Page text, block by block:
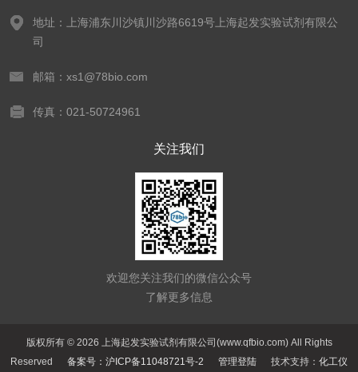
地址：上海浦东川沙镇川沙路6619号上海起发实验试剂有限公
司
邮箱：xs1@78bio.com
传真：021-50724961
关注我们
欢迎您关注我们的微信公众号
了解更多信息
版权所有 © 2026 上海起发实验试剂有限公司(www.qfbio.com) All Rights
Reserved 备案号：沪ICP备11048721号-2 管理登陆 技术支持： 化工仪